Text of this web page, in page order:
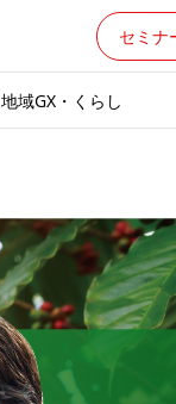
セミナ
地域GX・くらし